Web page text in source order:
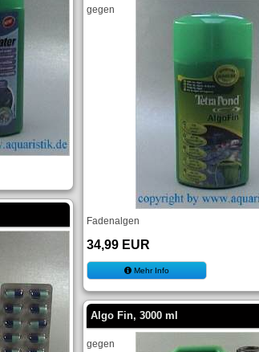
gegen
Fadenalgen
34,99 EUR
Mehr Info
Algo Fin, 3000 ml
gegen